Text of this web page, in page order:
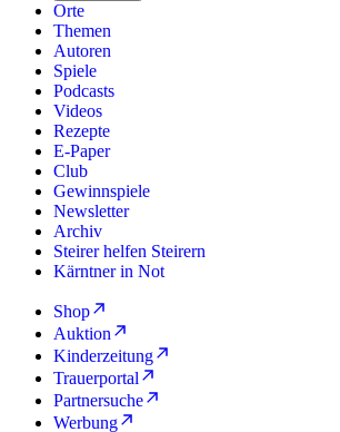
Orte
Themen
Autoren
Spiele
Podcasts
Videos
Rezepte
E-Paper
Club
Gewinnspiele
Newsletter
Archiv
Steirer helfen Steirern
Kärntner in Not
Shop
Auktion
Kinderzeitung
Trauerportal
Partnersuche
Werbung